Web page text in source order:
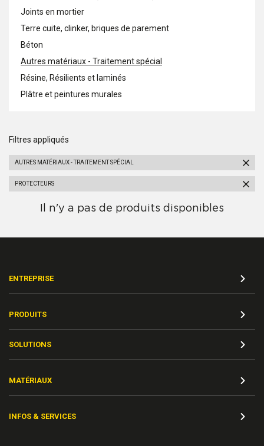
Joints en mortier
Terre cuite, clinker, briques de parement
Béton
Autres matériaux - Traitement spécial
Résine, Résilients et laminés
Plâtre et peintures murales
Filtres appliqués
AUTRES MATÉRIAUX - TRAITEMENT SPÉCIAL
PROTECTEURS
Il n'y a pas de produits disponibles
ENTREPRISE
PRODUITS
SOLUTIONS
MATÉRIAUX
INFOS & SERVICES